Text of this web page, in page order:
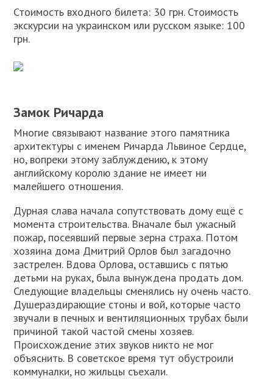
Стоимость входного билета: 30 грн. Стоимость
экскурсии на украинском или русском языке: 100
грн.
Замок Ричарда
Многие связывают название этого памятника
архитектуры с именем Ричарда Львиное Сердце,
но, вопреки этому заблуждению, к этому
английскому королю здание не имеет ни
малейшего отношения.
Дурная слава начала сопутствовать дому ещё с
момента строительства. Вначале был ужасный
пожар, посеявший первые зерна страха. Потом
хозяина дома Дмитрий Орлов был загадочно
застрелен. Вдова Орлова, оставшись с пятью
детьми на руках, была вынуждена продать дом.
Следующие владельцы сменялись ну очень часто.
Душераздирающие стоны и вой, которые часто
звучали в печных и вентиляционных трубах были
причиной такой частой смены хозяев.
Происхождение этих звуков никто не мог
объяснить. В советское время тут обустроили
коммуналки, но жильцы съехали.